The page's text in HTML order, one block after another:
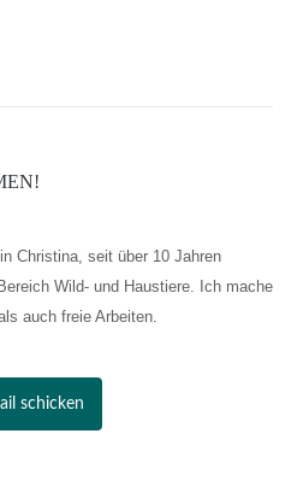
Christina, seit über 10 Jahren
Wild- und Haustiere. Ich mache
auch freie Arbeiten.
schicken